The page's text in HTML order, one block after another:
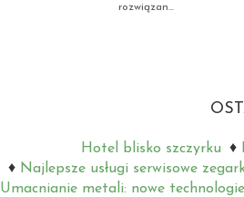
rozwiązan...
Hotel blisko szczyrku
Najlepsze usługi serwisowe
Umacnianie metali: nowe